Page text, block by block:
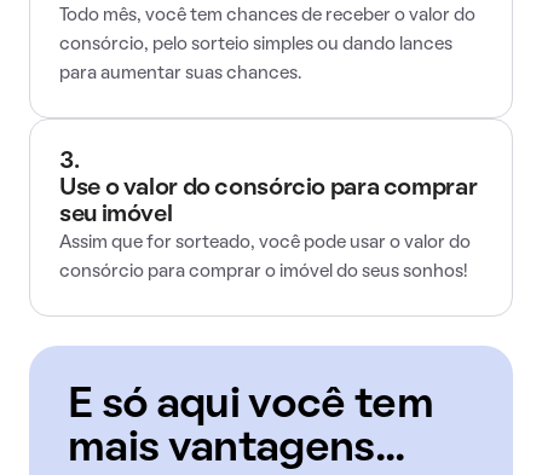
Todo mês, você tem chances de receber o valor do
consórcio, pelo sorteio simples ou dando lances
para aumentar suas chances.
3.
Use o valor do consórcio para comprar
seu imóvel
Assim que for sorteado, você pode usar o valor do
consórcio para comprar o imóvel do seus sonhos!
E só aqui você tem
mais vantagens...